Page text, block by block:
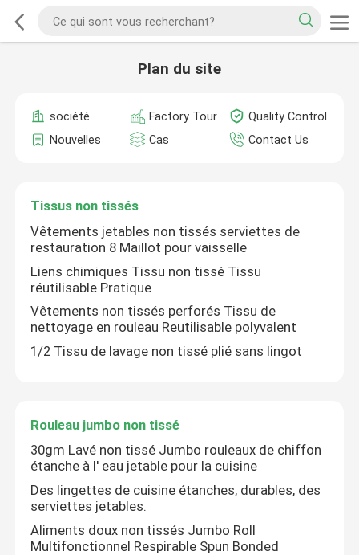
Plan du site
société Factory Tour
Quality Control
Nouvelles
Cas Contact Us
Tissus non tissés
Vêtements jetables non tissés serviettes de
restauration 8 Maillot pour vaisselle
Liens chimiques Tissu non tissé Tissu
réutilisable Pratique
Vêtements non tissés perforés Tissu de
nettoyage en rouleau Reutilisable polyvalent
1/2 Tissu de lavage non tissé plié sans lingot
Rouleau jumbo non tissé
30gm Lavé non tissé Jumbo rouleaux de chiffon
étanche à l' eau jetable pour la cuisine
Des lingettes de cuisine étanches, durables, des
serviettes jetables.
Aliments doux non tissés Jumbo Roll
Multifonctionnel Respirable Spun Bonded